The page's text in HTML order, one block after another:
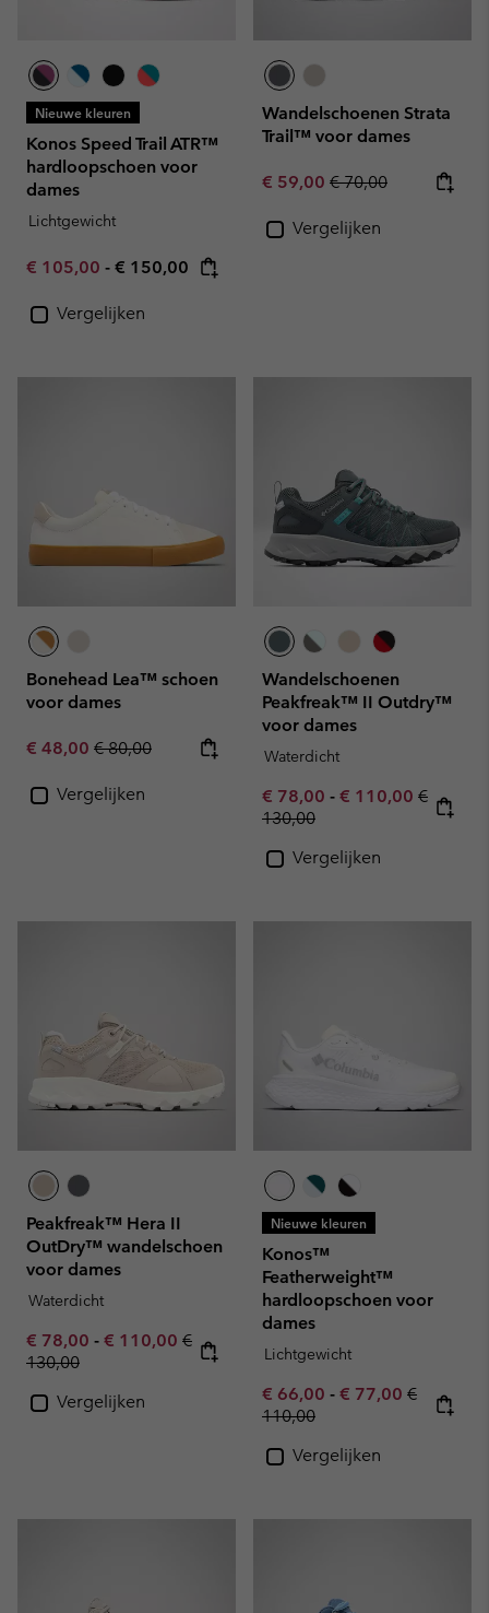
Nieuwe kleuren
Konos Speed Trail ATR™
hardloopschoen voor
dames
Lichtgewicht
Minimum sale price:
€ 105,00 - Maximum price:
€ 150,00
Vergelijken
Wandelschoenen Strata
Trail™ voor dames
Sale price:
€ 59,00 Regular price:
€ 70,00
Vergelijken
Bonehead Lea™ schoen
voor dames
Sale price:
€ 48,00 Regular price:
€ 80,00
Vergelijken
Wandelschoenen
Peakfreak™ II Outdry™
voor dames
Waterdicht
Minimum sale price:
€ 78,00 - Maximum sale
€ 110,00 Regular
€
130,00
Vergelijken
Peakfreak™ Hera II
OutDry™ wandelschoen
voor dames
Waterdicht
Minimum sale price:
€ 78,00 - Maximum sale price:
€ 110,00 Regular price:
€
130,00
Vergelijken
Nieuwe kleuren
Konos™
Featherweight™
hardloopschoen voor
dames
Lichtgewicht
Minimum sale price:
€ 66,00 - Maximum sale
€ 77,00 Regular
€
110,00
Vergelijken